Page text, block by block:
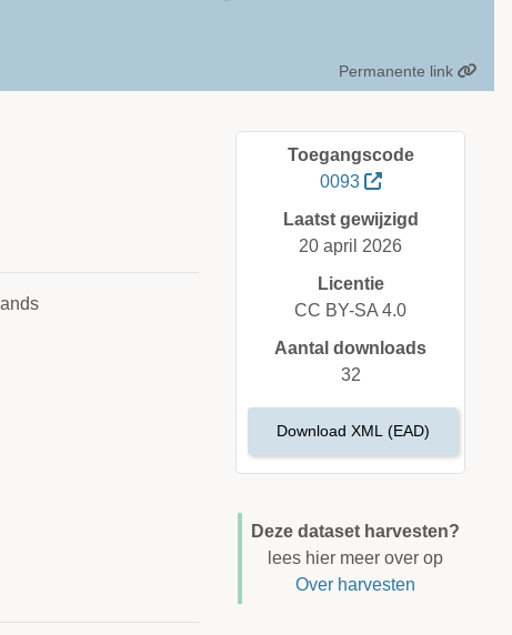
Permanente link
Toegangscode
0093
Laatst gewijzigd
20 april 2026
Licentie
CC BY-SA 4.0
Aantal downloads
32
Download XML (EAD)
Deze dataset harvesten?
lees hier meer over op
Over harvesten